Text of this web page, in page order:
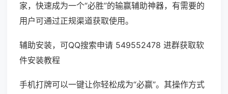
家，快速成为一个“必胜”的输赢辅助神器，有需要的
用户可通过正规渠道获取使用。
辅助安装，可QQ搜索申请 549552478 进群获取软
件安装教程
手机打牌可以一键让你轻松成为“必赢”。其操作方式